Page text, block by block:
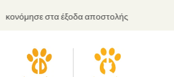
έξοδα αποστολής